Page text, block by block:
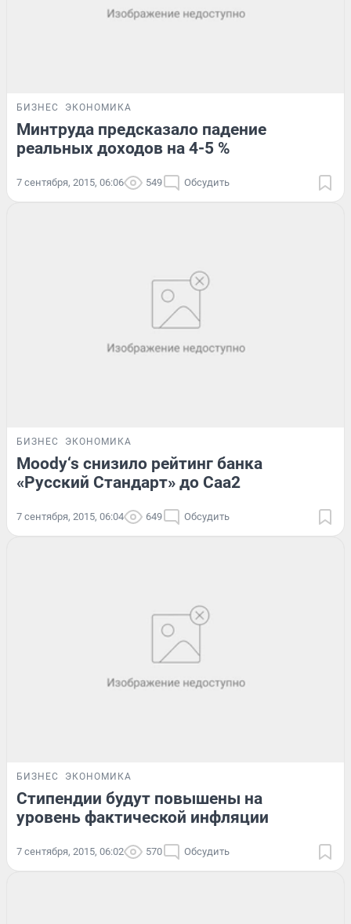
БИЗНЕС ЭКОНОМИКА
Минтруда предсказало падение
реальных доходов на 4-5 %
7 сентября, 2015, 06:06 549 Обсудить
БИЗНЕС ЭКОНОМИКА
Moody‘s снизило рейтинг банка
«Русский Стандарт» до Caa2
7 сентября, 2015, 06:04 649 Обсудить
БИЗНЕС ЭКОНОМИКА
Стипендии будут повышены на
уровень фактической инфляции
7 сентября, 2015, 06:02 570 Обсудить